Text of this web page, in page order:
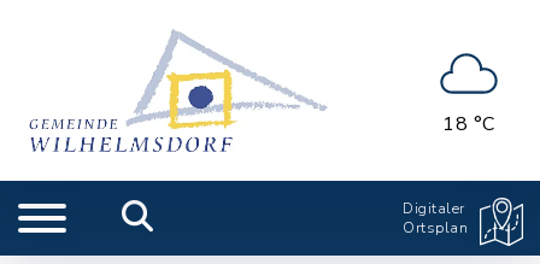
18 °C
Digitaler
Ortsplan